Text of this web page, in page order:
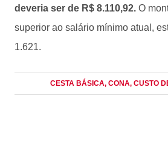
deveria ser de R$ 8.110,92. O
superior ao salário mínimo atual,
1.621.
CESTA BÁSICA, CONA, CUSTO